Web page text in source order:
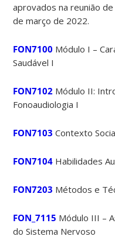
aprovados na reunião
de março de 2022.
FON7100 Módulo I –
Saudável I
FON7102 Módulo II:
Fonoaudiologia I
FON7103 Contexto
FON7104 Habilidades
FON7203 Métodos e
FON_7115 Módulo III –
do Sistema Nervoso